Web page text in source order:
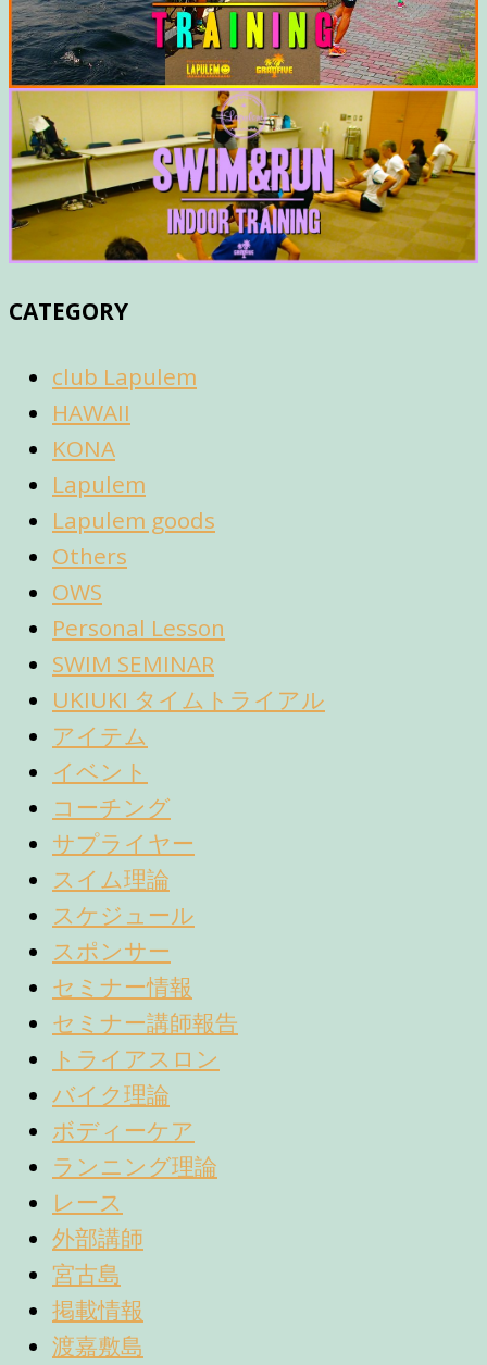
CATEGORY
club Lapulem
HAWAII
KONA
Lapulem
Lapulem goods
Others
OWS
Personal Lesson
SWIM SEMINAR
UKIUKI タイムトライアル
アイテム
イベント
コーチング
サプライヤー
スイム理論
スケジュール
スポンサー
セミナー情報
セミナー講師報告
トライアスロン
バイク理論
ボディーケア
ランニング理論
レース
外部講師
宮古島
掲載情報
渡嘉敷島